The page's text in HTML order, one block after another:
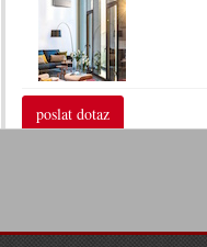
poslat dotaz